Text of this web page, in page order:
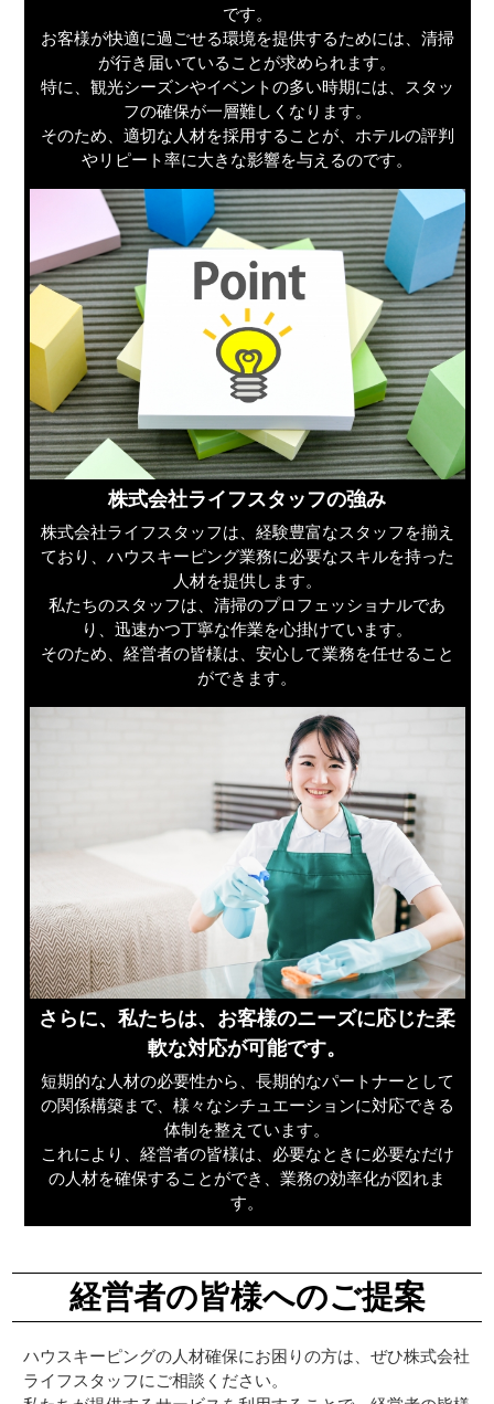
です。
お客様が快適に過ごせる環境を提供するためには、清掃
が行き届いていることが求められます。
特に、観光シーズンやイベントの多い時期には、スタッ
フの確保が一層難しくなります。
そのため、適切な人材を採用することが、ホテルの評判
やリピート率に大きな影響を与えるのです。
株式会社ライフスタッフの強み
株式会社ライフスタッフは、経験豊富なスタッフを揃え
ており、ハウスキーピング業務に必要なスキルを持った
人材を提供します。
私たちのスタッフは、清掃のプロフェッショナルであ
り、迅速かつ丁寧な作業を心掛けています。
そのため、経営者の皆様は、安心して業務を任せること
ができます。
さらに、私たちは、お客様のニーズに応じた柔
軟な対応が可能です。
短期的な人材の必要性から、長期的なパートナーとして
の関係構築まで、様々なシチュエーションに対応できる
体制を整えています。
これにより、経営者の皆様は、必要なときに必要なだけ
の人材を確保することができ、業務の効率化が図れま
す。
経営者の皆様へのご提案
ハウスキーピングの人材確保にお困りの方は、ぜひ株式会社
ライフスタッフにご相談ください。